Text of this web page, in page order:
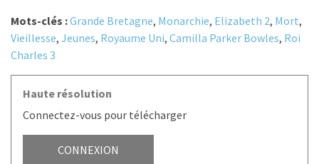
Mots-clés :Grande Bretagne, Monarchie, Elizabeth 2, Mort,
Vieillesse, Jeunes, Royaume Uni, Camilla Parker Bowles, Roi
Charles 3
Haute résolution
Connectez-vous pour télécharger
CONNEXION